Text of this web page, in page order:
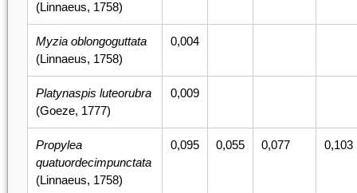
(Linnaeus, 1758)
Myzia oblongoguttata
(Linnaeus, 1758)
0,004
Platynaspis luteorubra
(Goeze, 1777)
0,009
Propylea
quatuordecimpunctata
(Linnaeus, 1758)
0,095 0,055 0,077 0,103